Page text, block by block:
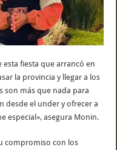
fiesta que arrancó en
la provincia y llegar a los
son más que nada para
desde el under y ofrecer a
especial», asegura Monin.
compromiso con los